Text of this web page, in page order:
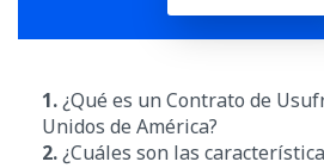
1.¿Qué es un Contrato de
Unidos de América?
2.¿Cuáles son las